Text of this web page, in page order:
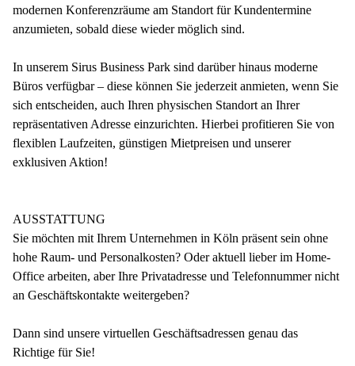
modernen Konferenzräume am Standort für Kundentermine
anzumieten, sobald diese wieder möglich sind.
In unserem Sirus Business Park sind darüber hinaus moderne
Büros verfügbar – diese können Sie jederzeit anmieten, wenn Sie
sich entscheiden, auch Ihren physischen Standort an Ihrer
repräsentativen Adresse einzurichten. Hierbei profitieren Sie von
flexiblen Laufzeiten, günstigen Mietpreisen und unserer
exklusiven Aktion!
AUSSTATTUNG
Sie möchten mit Ihrem Unternehmen in Köln präsent sein ohne
hohe Raum- und Personalkosten? Oder aktuell lieber im Home-
Office arbeiten, aber Ihre Privatadresse und Telefonnummer nicht
an Geschäftskontakte weitergeben?
Dann sind unsere virtuellen Geschäftsadressen genau das
Richtige für Sie!